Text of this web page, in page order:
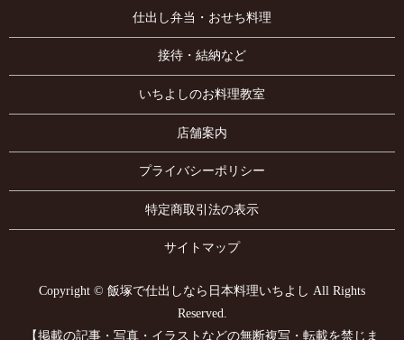
仕出し弁当・おせち料理
接待・結納など
いちよしのお料理教室
店舗案内
プライバシーポリシー
特定商取引法の表示
サイトマップ
Copyright © 飯塚で仕出しなら日本料理いちよし All Rights
Reserved.
【掲載の記事・写真・イラストなどの無断複写・転載を禁じま